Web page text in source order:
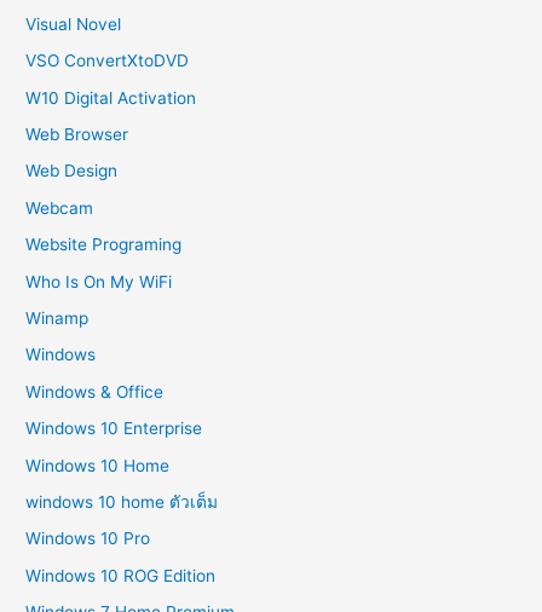
Visual Novel
VSO ConvertXtoDVD
W10 Digital Activation
Web Browser
Web Design
Webcam
Website Programing
Who Is On My WiFi
Winamp
Windows
Windows & Office
Windows 10 Enterprise
Windows 10 Home
windows 10 home ตัวเต็ม
Windows 10 Pro
Windows 10 ROG Edition